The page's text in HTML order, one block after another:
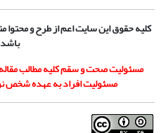
کلیه حقوق این سایت اعم از طرح و محتوا
مسئولیت صحت و سقم کلیه مطالب مقاله
مسئولیت افراد به عهده شخص